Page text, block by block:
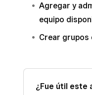
Agregar y
equipo
Crear
¿Fue útil este